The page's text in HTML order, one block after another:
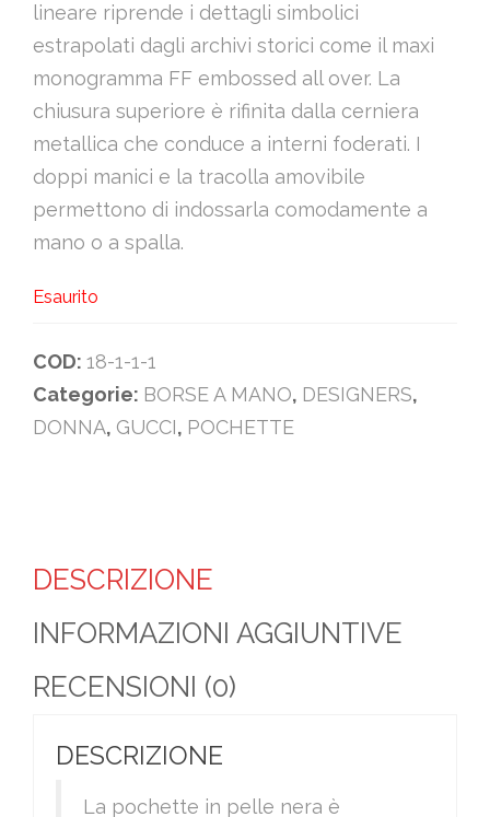
lineare riprende i dettagli simbolici
estrapolati dagli archivi storici come il maxi
monogramma FF embossed all over. La
chiusura superiore è rifinita dalla cerniera
metallica che conduce a interni foderati. I
doppi manici e la tracolla amovibile
permettono di indossarla comodamente a
mano o a spalla.
Esaurito
COD: 18-1-1-1
Categorie: BORSE A MANO, DESIGNERS,
DONNA, GUCCI, POCHETTE
DESCRIZIONE
INFORMAZIONI AGGIUNTIVE
RECENSIONI (0)
DESCRIZIONE
La pochette in pelle nera è